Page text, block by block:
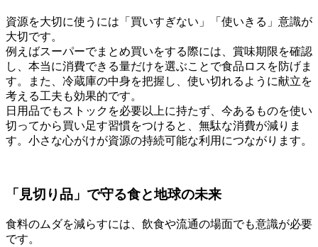
資源を大切に使うには「買いすぎない」「使いきる」意識が
大切です。
例えばスーパーでまとめ買いをする際には、賞味期限を確認
し、本当に消費できる量だけを選ぶことで食品ロスを防げま
す。また、冷蔵庫の中身を把握し、使い切れるように献立を
考える工夫も効果的です。
日用品でもストックを必要以上に持たず、今あるものを使い
切ってから買い足す習慣をつけると、無駄な消費が減りま
す。小さな心がけが資源の持続可能な利用につながります。
「見切り品」で守る食と地球の未来
食料のムダを減らすには、飲食や流通の場面でも意識が必要
です。